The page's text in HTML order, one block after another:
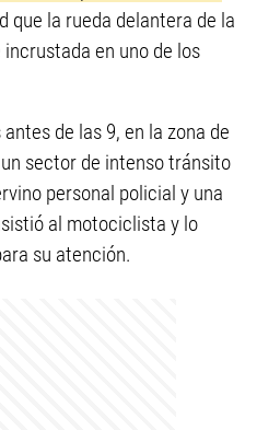
que la rueda delantera de la
en uno de los
de las 9, en la zona de
sector de intenso tránsito
personal policial y una
al motociclista y lo
su atención.